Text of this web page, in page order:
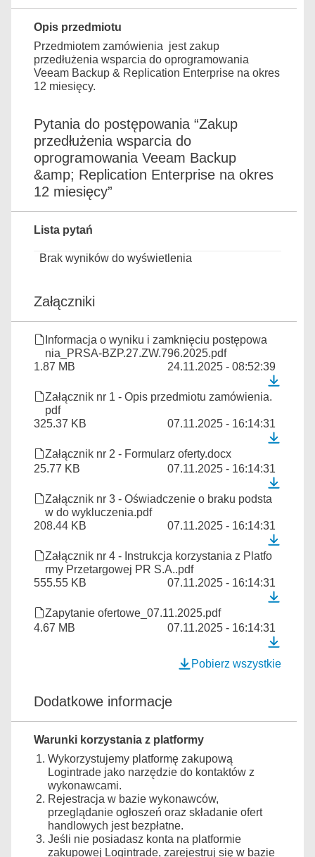
Opis przedmiotu
Przedmiotem zamówienia jest zakup
przedłużenia wsparcia do oprogramowania
Veeam Backup & Replication Enterprise na okres
12 miesięcy.
Pytania do postępowania “Zakup
przedłużenia wsparcia do
oprogramowania Veeam Backup
&amp; Replication Enterprise na okres
12 miesięcy”
Lista pytań
Brak wyników do wyświetlenia
Załączniki
Informacja o wyniku i zamknięciu postępowa
nia_PRSA-BZP.27.ZW.796.2025.pdf
1.87 MB
24.11.2025 - 08:52:39
Załącznik nr 1 - Opis przedmiotu zamówienia.
pdf
325.37 KB
07.11.2025 - 16:14:31
Załącznik nr 2 - Formularz oferty.docx
25.77 KB
07.11.2025 - 16:14:31
Załącznik nr 3 - Oświadczenie o braku podsta
w do wykluczenia.pdf
208.44 KB
07.11.2025 - 16:14:31
Załącznik nr 4 - Instrukcja korzystania z Platfo
rmy Przetargowej PR S.A..pdf
555.55 KB
07.11.2025 - 16:14:31
Zapytanie ofertowe_07.11.2025.pdf
4.67 MB
07.11.2025 - 16:14:31
Pobierz wszystkie
Dodatkowe informacje
Warunki korzystania z platformy
Wykorzystujemy platformę zakupową
Logintrade jako narzędzie do kontaktów z
wykonawcami.
Rejestracja w bazie wykonawców,
przeglądanie ogłoszeń oraz składanie ofert
handlowych jest bezpłatne.
Jeśli nie posiadasz konta na platformie
zakupowej Logintrade, zarejestruj się w bazie